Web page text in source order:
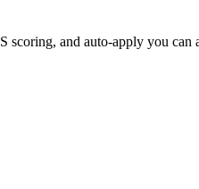
scoring, and auto-apply you can